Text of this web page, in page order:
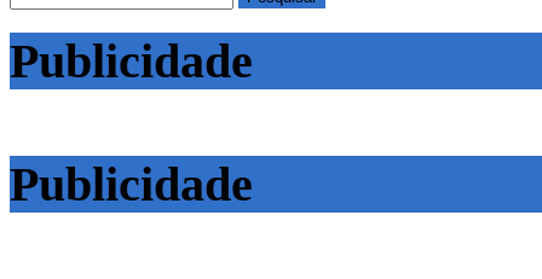
por:
Publicidade
Publicidade